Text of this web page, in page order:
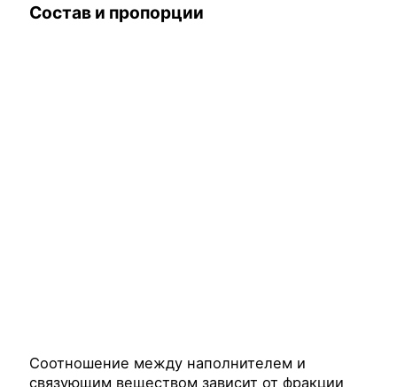
Состав и пропорции
Соотношение между наполнителем и
связующим веществом зависит от фракции